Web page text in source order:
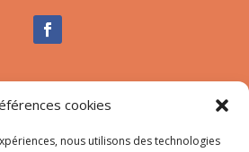
cookies
nous utilisons des technologies
contacter
mairie@afa.corsica